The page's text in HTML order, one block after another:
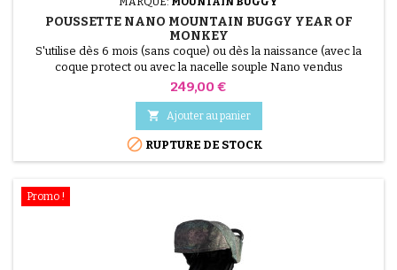
POUSSETTE NANO MOUNTAIN BUGGY YEAR OF
MONKEY
S'utilise dès 6 mois (sans coque) ou dès la naissance (avec la
coque protect ou avec la nacelle souple Nano vendus
séparément) - jusqu'à 4 ans Suivant les compagnies, elle passe
Prix
249,00 €
 Ajouter au panier
 RUPTURE DE STOCK
Promo !